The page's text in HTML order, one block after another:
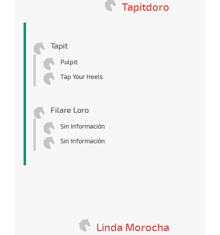
Tapitdoro
Tapit
Pulpit
Tap Your Heels
Filare Loro
Sin Información
Sin Información
Linda Morocha